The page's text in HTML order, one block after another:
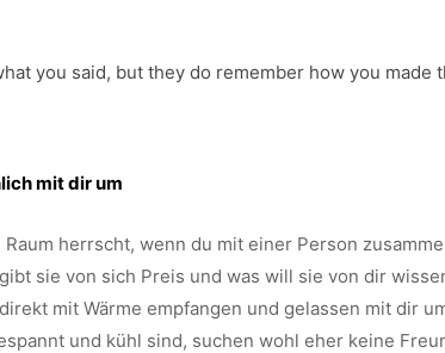
you said, but they do remember how you made
mit dir um
herrscht, wenn du mit einer Person
sie von sich Preis und was will sie von dir
mit Wärme empfangen und gelassen mit dir
und kühl sind, suchen wohl eher keine